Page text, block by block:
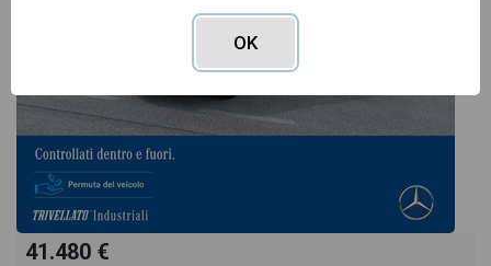
41.480 €
OK